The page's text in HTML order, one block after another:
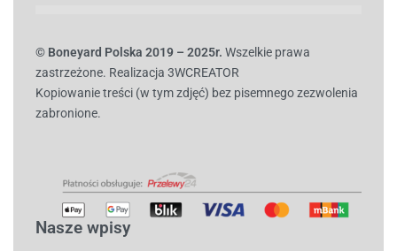
© Boneyard Polska 2019 – 2025r. Wszelkie prawa
zastrzeżone. Realizacja 3WCREATOR
Kopiowanie treści (w tym zdjęć) bez pisemnego zezwolenia
zabronione.
Nasze wpisy